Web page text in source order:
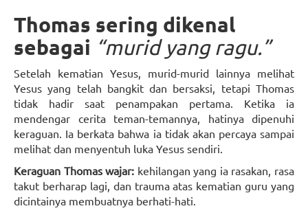
Thomas sering dikenal
sebagai “murid yang ragu.”
Setelah kematian Yesus, murid-murid lainnya melihat
Yesus yang telah bangkit dan bersaksi, tetapi Thomas
tidak hadir saat penampakan pertama. Ketika ia
mendengar cerita teman-temannya, hatinya dipenuhi
keraguan. Ia berkata bahwa ia tidak akan percaya sampai
melihat dan menyentuh luka Yesus sendiri.
Keraguan Thomas wajar: kehilangan yang ia rasakan, rasa
takut berharap lagi, dan trauma atas kematian guru yang
dicintainya membuatnya berhati-hati.